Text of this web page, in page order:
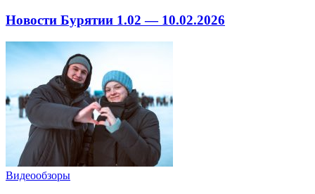
Новости Бурятии 1.02 — 10.02.2026
Видеообзоры